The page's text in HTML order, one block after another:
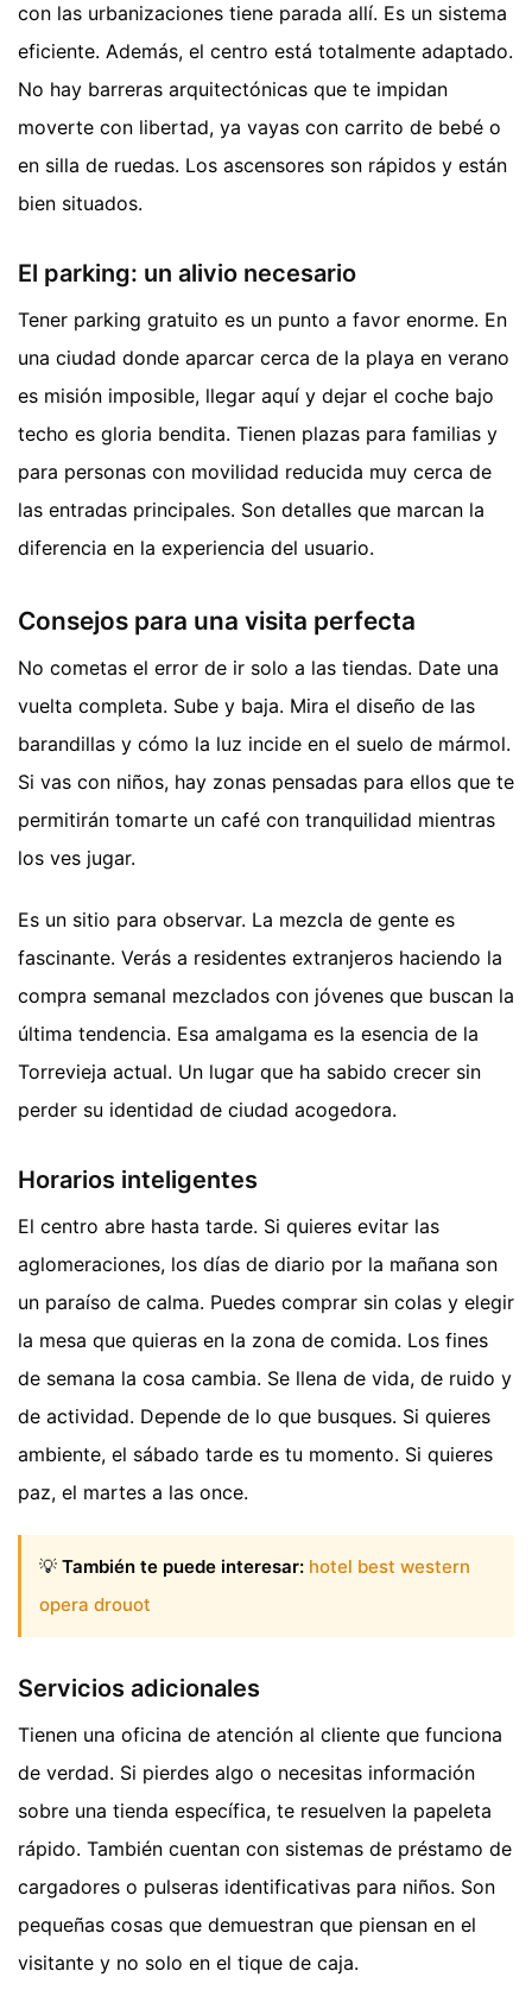
con las urbanizaciones tiene parada allí. Es un sistema
eficiente. Además, el centro está totalmente adaptado.
No hay barreras arquitectónicas que te impidan
moverte con libertad, ya vayas con carrito de bebé o
en silla de ruedas. Los ascensores son rápidos y están
bien situados.
El parking: un alivio necesario
Tener parking gratuito es un punto a favor enorme. En
una ciudad donde aparcar cerca de la playa en verano
es misión imposible, llegar aquí y dejar el coche bajo
techo es gloria bendita. Tienen plazas para familias y
para personas con movilidad reducida muy cerca de
las entradas principales. Son detalles que marcan la
diferencia en la experiencia del usuario.
Consejos para una visita perfecta
No cometas el error de ir solo a las tiendas. Date una
vuelta completa. Sube y baja. Mira el diseño de las
barandillas y cómo la luz incide en el suelo de mármol.
Si vas con niños, hay zonas pensadas para ellos que te
permitirán tomarte un café con tranquilidad mientras
los ves jugar.
Es un sitio para observar. La mezcla de gente es
fascinante. Verás a residentes extranjeros haciendo la
compra semanal mezclados con jóvenes que buscan la
última tendencia. Esa amalgama es la esencia de la
Torrevieja actual. Un lugar que ha sabido crecer sin
perder su identidad de ciudad acogedora.
Horarios inteligentes
El centro abre hasta tarde. Si quieres evitar las
aglomeraciones, los días de diario por la mañana son
un paraíso de calma. Puedes comprar sin colas y elegir
la mesa que quieras en la zona de comida. Los fines
de semana la cosa cambia. Se llena de vida, de ruido y
de actividad. Depende de lo que busques. Si quieres
ambiente, el sábado tarde es tu momento. Si quieres
paz, el martes a las once.
💡 También te puede interesar: hotel best western
opera drouot
Servicios adicionales
Tienen una oficina de atención al cliente que funciona
de verdad. Si pierdes algo o necesitas información
sobre una tienda específica, te resuelven la papeleta
rápido. También cuentan con sistemas de préstamo de
cargadores o pulseras identificativas para niños. Son
pequeñas cosas que demuestran que piensan en el
visitante y no solo en el tique de caja.